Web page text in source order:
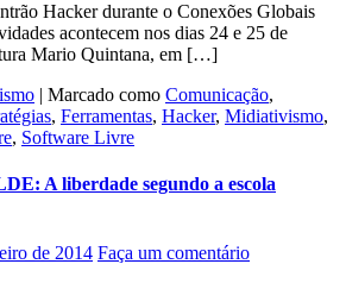
Hacker durante o Conexões Globais
acontecem nos dias 24 e 25 de
Mario Quintana, em […]
| Marcado como Comunicação,
, Ferramentas, Hacker, Midiativismo,
, Software Livre
A liberdade segundo a escola
de 2014 Faça um comentário